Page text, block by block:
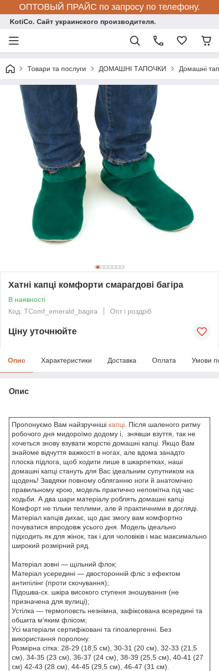
ОПТОВЫЙ ПРАЙС по запросу по телефону.
KotiCo. Сайт украинского производителя.
Товари та послуги ДОМАШНІ ТАПОЧКИ Домашні
Хатні капці комфорти смарагдові багіра
В наявності
Код: TComf_emerald_bagira
Опт і роздріб
Ціну уточнюйте
Опис Характеристики Доставка Оплата Умови
Опис
Пропонуємо Вам найзручніші капці . Після шаленого ритму
робочого дня мидороїмо додому і, знявши взуття, так не
хочеться знову взувати жорсткі домашні капці. Якщо Вам
знайоме відчуття важкості в ногах, але вдома занадто
плоска підлога, щоб ходити лише в шкарпетках, наші
домашні капці стануть для Вас ідеальним супутником на
щодень! Завдяки повному обляганню ноги й анатомічно
правильному крою, модель практично непомітна під час
ходьби. А два шари матеріалу роблять домашні капці
Комфорт не тільки теплими, але й практичними в догляді.
Матеріал капців дихає, що дає змогу вам комфортно
почуватися впродовж усього дня. Модель ідеально
підходить як для жінок, так і для чоловіків і має максимально
широкий розмірний ряд.
Матеріал зовні — щільний флок;
Матеріал усередині — двосторонній фліс з ефектом
антипілінг (проти скочування);
Підошва-ск. шкіра високого ступеня зношування (не
призначена для вулиці);
Устілка — термоповсть незнімна, зафіксована всередині та
обшита м'яким флісом;
Усі матеріали сертифіковані та гіпоалергенні. Без
використання поролону.
Розмірна сітка: 28-29 (18,5 см), 30-31 (20 см), 32-33 (21,5
см), 34-35 (23 см), 36-37 (24 см), 38-39 (25,5 см), 40-41 (27
см) 42-43 (28 см), 44-45 (29,5 см), 46-47 (31 см).